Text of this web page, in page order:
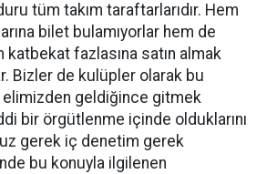
tüm takım taraftarlarıdır. Hem
bilet bulamıyorlar hem de
fazlasına satın almak
Bizler de kulüpler olarak bu
elimizden geldiğince gitmek
bir örgütlenme içinde olduklarını
gerek iç denetim gerek
bu konuyla ilgilenen